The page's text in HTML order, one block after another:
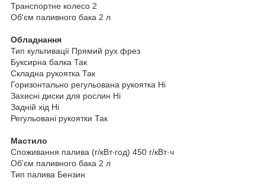
Транспортне колесо 2
Об'єм паливного бака 2 л
Обладнання
Тип культивації Прямий рух фрез
Буксирна балка Так
Складна рукоятка Так
Горизонтально регульована рукоятка Ні
Захисні диски для рослин Ні
Задній хід Ні
Регульовані рукоятки Так
Мастило
Споживання палива (г/кВт∙год) 450 г/кВт·ч
Об'єм паливного бака 2 л
Тип палива Бензин